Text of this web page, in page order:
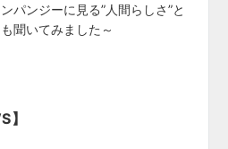
パンジーに見る”人間らしさ”と
聞いてみました～
】